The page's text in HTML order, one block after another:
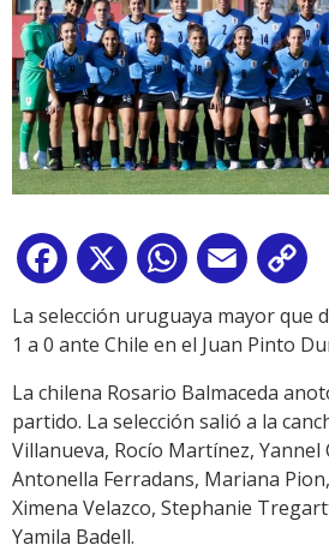
Facebook
X WhatsApp
Email
La selección uruguaya mayor que
1 a 0 ante Chile en el Juan Pinto
La chilena Rosario Balmaceda
partido. La selección salió a la
Villanueva, Rocío Martínez, Yannel
Antonella Ferradans, Mariana
Ximena Velazco, Stephanie
Yamila Badell.